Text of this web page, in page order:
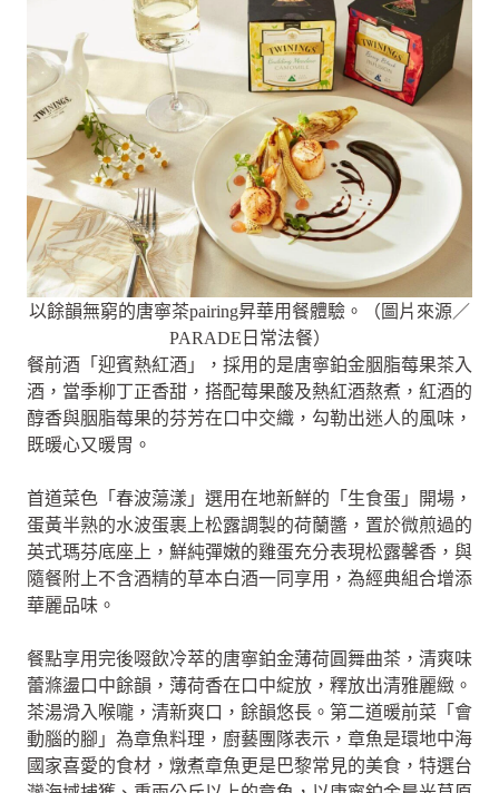
以餘韻無窮的唐寧茶pairing昇華用餐體驗。（圖片來源／
PARADE日常法餐）
餐前酒「迎賓熱紅酒」，採用的是唐寧鉑金胭脂莓果茶入
酒，當季柳丁正香甜，搭配莓果酸及熱紅酒熬煮，紅酒的
醇香與胭脂莓果的芬芳在口中交織，勾勒出迷人的風味，
既暖心又暖胃。
首道菜色「春波蕩漾」選用在地新鮮的「生食蛋」開場，
蛋黃半熟的水波蛋裹上松露調製的荷蘭醬，置於微煎過的
英式瑪芬底座上，鮮純彈嫩的雞蛋充分表現松露馨香，與
隨餐附上不含酒精的草本白酒一同享用，為經典組合增添
華麗品味。
餐點享用完後啜飲冷萃的唐寧鉑金薄荷圓舞曲茶，清爽味
蕾滌盪口中餘韻，薄荷香在口中綻放，釋放出清雅麗緻。
茶湯滑入喉嚨，清新爽口，餘韻悠長。第二道暖前菜「會
動腦的腳」為章魚料理，廚藝團隊表示，章魚是環地中海
國家喜愛的食材，燉煮章魚更是巴黎常見的美食，特選台